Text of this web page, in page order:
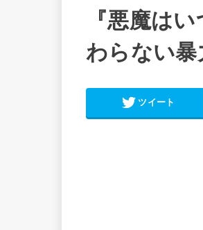
『悪魔は
わらない暴
ツイート